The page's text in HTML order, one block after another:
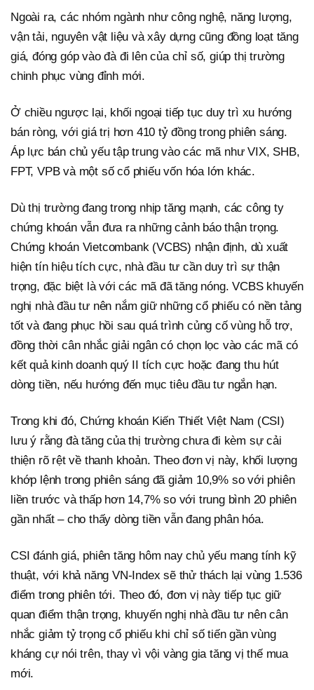
Ngoài ra, các nhóm ngành như công nghệ, năng lượng,
vận tải, nguyên vật liệu và xây dựng cũng đồng loạt tăng
giá, đóng góp vào đà đi lên của chỉ số, giúp thị trường
chinh phục vùng đỉnh mới.
Ở chiều ngược lại, khối ngoại tiếp tục duy trì xu hướng
bán ròng, với giá trị hơn 410 tỷ đồng trong phiên sáng.
Áp lực bán chủ yếu tập trung vào các mã như VIX, SHB,
FPT, VPB và một số cổ phiếu vốn hóa lớn khác.
Dù thị trường đang trong nhịp tăng mạnh, các công ty
chứng khoán vẫn đưa ra những cảnh báo thận trọng.
Chứng khoán Vietcombank (VCBS) nhận định, dù xuất
hiện tín hiệu tích cực, nhà đầu tư cần duy trì sự thận
trọng, đặc biệt là với các mã đã tăng nóng. VCBS khuyến
nghị nhà đầu tư nên nắm giữ những cổ phiếu có nền tảng
tốt và đang phục hồi sau quá trình củng cố vùng hỗ trợ,
đồng thời cân nhắc giải ngân có chọn lọc vào các mã có
kết quả kinh doanh quý II tích cực hoặc đang thu hút
dòng tiền, nếu hướng đến mục tiêu đầu tư ngắn hạn.
Trong khi đó, Chứng khoán Kiến Thiết Việt Nam (CSI)
lưu ý rằng đà tăng của thị trường chưa đi kèm sự cải
thiện rõ rệt về thanh khoản. Theo đơn vị này, khối lượng
khớp lệnh trong phiên sáng đã giảm 10,9% so với phiên
liền trước và thấp hơn 14,7% so với trung bình 20 phiên
gần nhất – cho thấy dòng tiền vẫn đang phân hóa.
CSI đánh giá, phiên tăng hôm nay chủ yếu mang tính kỹ
thuật, với khả năng VN-Index sẽ thử thách lại vùng 1.536
điểm trong phiên tới. Theo đó, đơn vị này tiếp tục giữ
quan điểm thận trọng, khuyến nghị nhà đầu tư nên cân
nhắc giảm tỷ trọng cổ phiếu khi chỉ số tiến gần vùng
kháng cự nói trên, thay vì vội vàng gia tăng vị thế mua
mới.